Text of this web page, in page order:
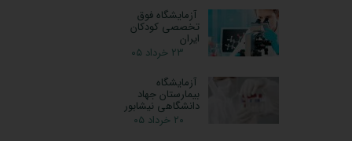
آزمایشگاه فوق
تخصصی کودکان
ایران
۲۳ خرداد ۰۵
آزمایشگاه
بیمارستان جهاد
دانشگاهی نیشابور
۲۰ خرداد ۰۵